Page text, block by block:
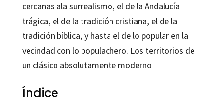
cercanas ala surrealismo, el de la Andalucía
trágica, el de la tradición cristiana, el de la
tradición bíblica, y hasta el de lo popular en la
vecindad con lo populachero. Los territorios de
un clásico absolutamente moderno
Índice